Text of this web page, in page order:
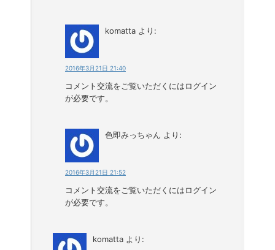
komatta より:
2016年3月21日 21:40
コメント交流をご覧いただくにはログイン
が必要です。
色即みっちゃん より:
2016年3月21日 21:52
コメント交流をご覧いただくにはログイン
が必要です。
komatta より: